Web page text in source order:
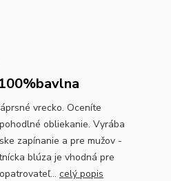
vrecko. Oceníte
obliekanie. Vyrába
zapínanie a pre mužov -
blúza je vhodná pre
celý popis